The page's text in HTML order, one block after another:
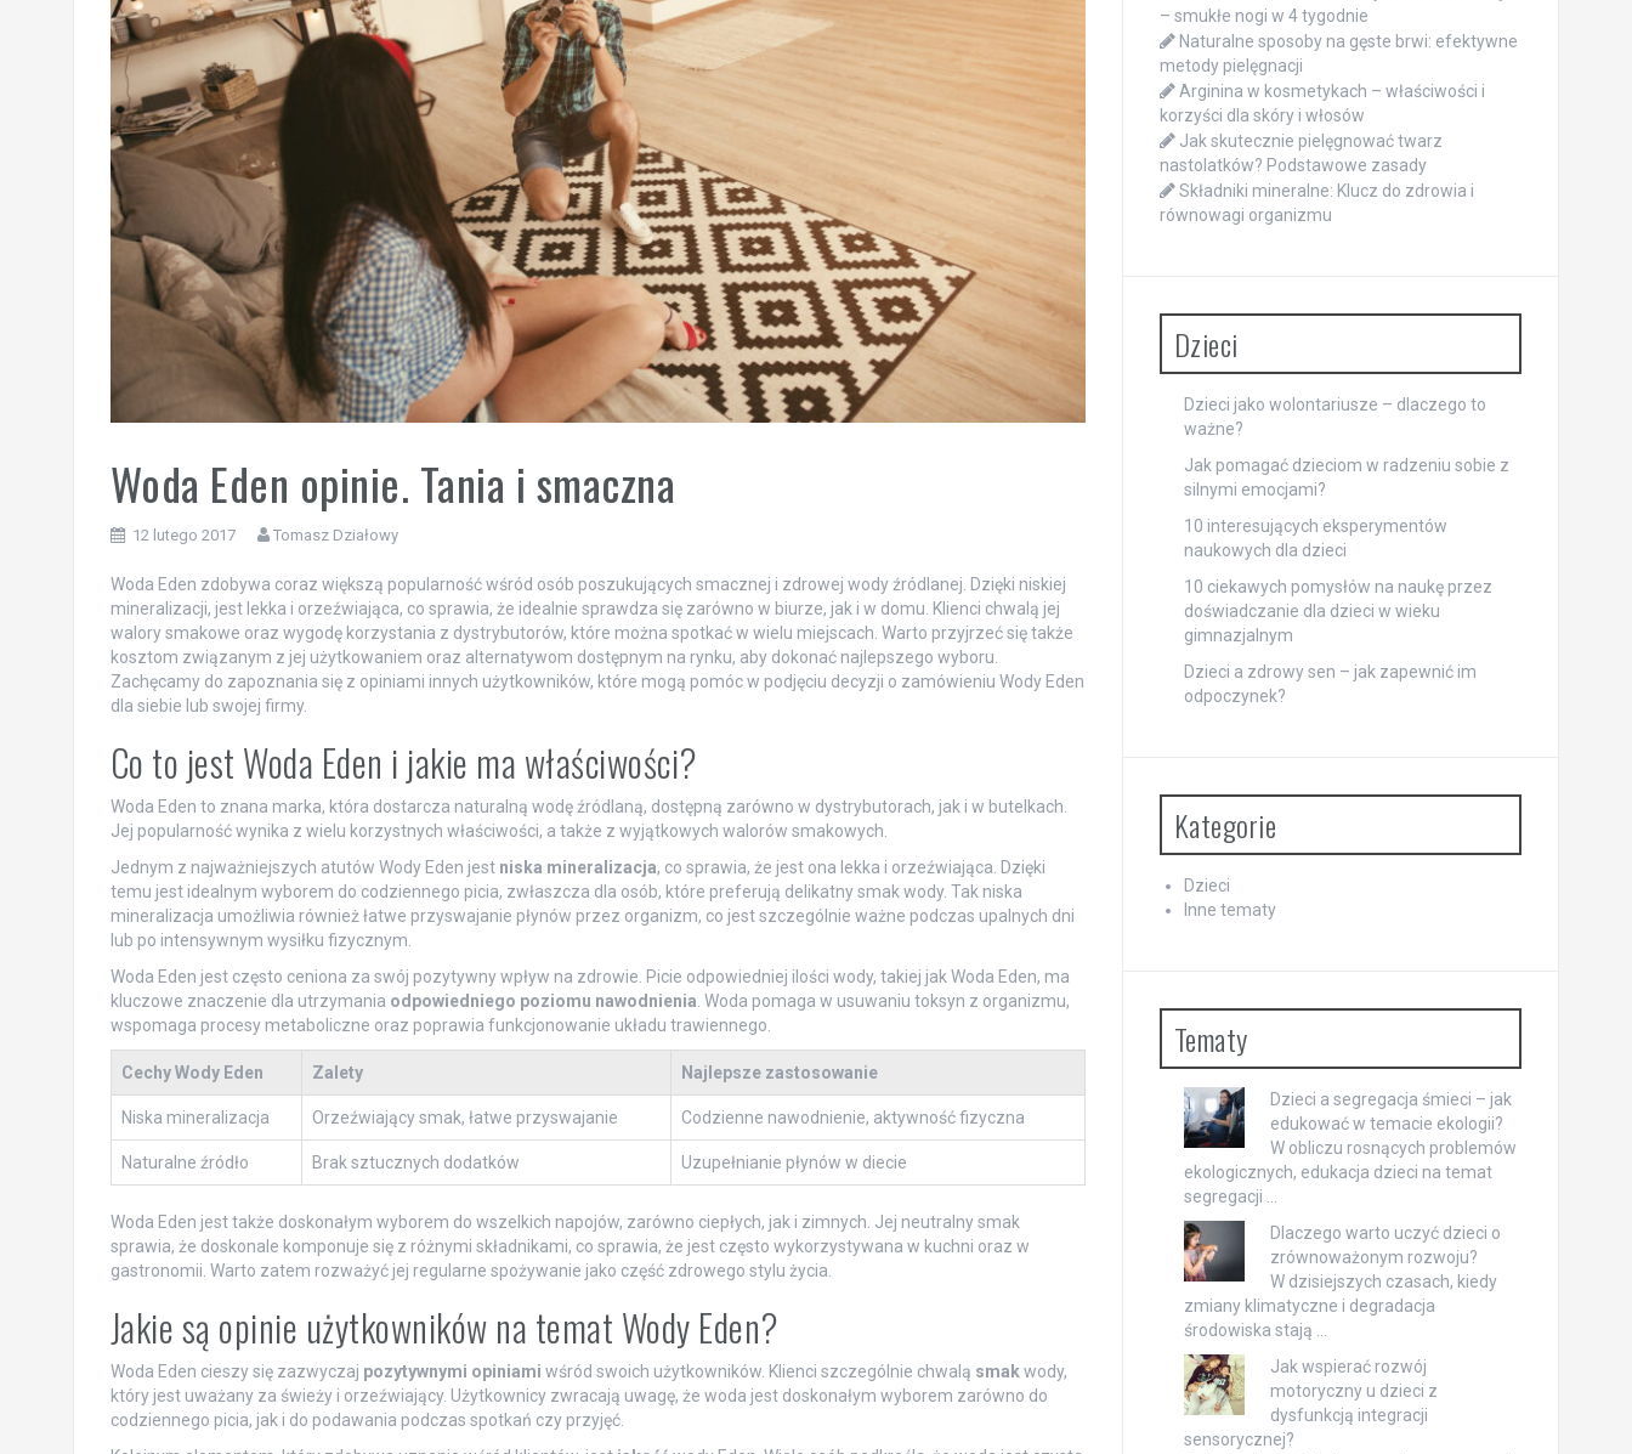
Woda Eden opinie. Tania i smaczna
12 lutego 2017 Tomasz Działowy
Woda Eden zdobywa coraz większą popularność wśród osób poszukujących smacznej i zdrowej wody źródlanej. Dzięki niskiej
mineralizacji, jest lekka i orzeźwiająca, co sprawia, że idealnie sprawdza się zarówno w biurze, jak i w domu. Klienci chwalą jej
walory smakowe oraz wygodę korzystania z dystrybutorów, które można spotkać w wielu miejscach. Warto przyjrzeć się także
kosztom związanym z jej użytkowaniem oraz alternatywom dostępnym na rynku, aby dokonać najlepszego wyboru.
Zachęcamy do zapoznania się z opiniami innych użytkowników, które mogą pomóc w podjęciu decyzji o zamówieniu Wody Eden
dla siebie lub swojej firmy.
Co to jest Woda Eden i jakie ma właściwości?
Woda Eden to znana marka, która dostarcza naturalną wodę źródlaną, dostępną zarówno w dystrybutorach, jak i w butelkach.
Jej popularność wynika z wielu korzystnych właściwości, a także z wyjątkowych walorów smakowych.
Jednym z najważniejszych atutów Wody Eden jest niska mineralizacja, co sprawia, że jest ona lekka i orzeźwiająca. Dzięki
temu jest idealnym wyborem do codziennego picia, zwłaszcza dla osób, które preferują delikatny smak wody. Tak niska
mineralizacja umożliwia również łatwe przyswajanie płynów przez organizm, co jest szczególnie ważne podczas upalnych dni
lub po intensywnym wysiłku fizycznym.
Woda Eden jest często ceniona za swój pozytywny wpływ na zdrowie. Picie odpowiedniej ilości wody, takiej jak Woda Eden, ma
kluczowe znaczenie dla utrzymania odpowiedniego poziomu nawodnienia . Woda pomaga w usuwaniu toksyn z organizmu,
wspomaga procesy metaboliczne oraz poprawia funkcjonowanie układu trawiennego.
Cechy Wody Eden Zalety Najlepsze zastosowanie
Niska mineralizacja Orzeźwiający smak, łatwe przyswajanie Codzienne nawodnienie, aktywność fizyczna
Naturalne źródło Brak sztucznych dodatków Uzupełnianie płynów w diecie
Woda Eden jest także doskonałym wyborem do wszelkich napojów, zarówno ciepłych, jak i zimnych. Jej neutralny smak
sprawia, że doskonale komponuje się z różnymi składnikami, co sprawia, że jest często wykorzystywana w kuchni oraz w
gastronomii. Warto zatem rozważyć jej regularne spożywanie jako część zdrowego stylu życia.
Jakie są opinie użytkowników na temat Wody Eden?
Woda Eden cieszy się zazwyczaj pozytywnymi opiniami wśród swoich użytkowników. Klienci szczególnie chwalą smakwody,
który jest uważany za świeży i orzeźwiający. Użytkownicy zwracają uwagę, że woda jest doskonałym wyborem zarówno do
codziennego picia, jak i do podawania podczas spotkań czy przyjęć.
– smukłe nogi w 4 tygodnie
Naturalne sposoby na gęste brwi: efektywne
metody pielęgnacji
Arginina w kosmetykach – właściwości i
korzyści dla skóry i włosów
Jak skutecznie pielęgnować twarz
nastolatków? Podstawowe zasady
Składniki mineralne: Klucz do zdrowia i
równowagi organizmu
Dzieci
Dzieci jako wolontariusze – dlaczego to
ważne?
Jak pomagać dzieciom w radzeniu sobie z
silnymi emocjami?
10 interesujących eksperymentów
naukowych dla dzieci
10 ciekawych pomysłów na naukę przez
doświadczanie dla dzieci w wieku
gimnazjalnym
Dzieci a zdrowy sen – jak zapewnić im
odpoczynek?
Kategorie
Dzieci
Inne tematy
Tematy
Dzieci a segregacja śmieci – jak
edukować w temacie ekologii?
W obliczu rosnących problemów
ekologicznych, edukacja dzieci na temat
segregacji …
Dlaczego warto uczyć dzieci o
zrównoważonym rozwoju?
W dzisiejszych czasach, kiedy
zmiany klimatyczne i degradacja
środowiska stają …
Jak wspierać rozwój
motoryczny u dzieci z
dysfunkcją integracji
sensorycznej?